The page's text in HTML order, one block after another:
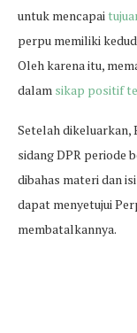
untuk mencapai
perpu memiliki
Oleh karena itu,
dalam sikap positif
Setelah dikeluarkan,
sidang DPR periode
dibahas materi dan
dapat menyetujui
membatalkannya.